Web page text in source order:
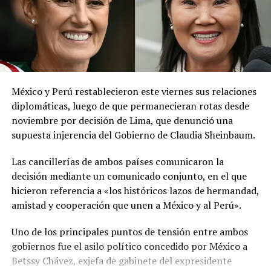
El ministerio agregó que, pese a la presencia del polvo
del Sahara, se esperan lluvias durante los próximos días,
por lo que pidió a la población mantenerse atenta a la
información oficial sobre las condiciones
meteorológicas.
Las autoridades reiteraron el llamado a consultar los
canales oficiales del MARN y adoptar las medidas de
prevención necesarias para reducir los efectos de este
fenómeno atmosférico, especialmente entre las
personas con mayor riesgo de complicaciones de salud.
Comparte esto:
Facebook X
Me gusta esto:
México y Perú restablecieron este viernes sus relaciones
diplomáticas, luego de que permanecieran rotas desde
noviembre por decisión de Lima, que denunció una
supuesta injerencia del Gobierno de Claudia Sheinbaum.
Las cancillerías de ambos países comunicaron la
decisión mediante un comunicado conjunto, en el que
hicieron referencia a «los históricos lazos de hermandad,
amistad y cooperación que unen a México y al Perú».
Uno de los principales puntos de tensión entre ambos
gobiernos fue el asilo político concedido por México a
Betssy Chávez, exjefa de gabinete del expresidente